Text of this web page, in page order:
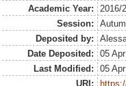
Academic Year:
2016/
Session:
Deposited by:
Date Deposited:
05
Last Modified:
05
URI: